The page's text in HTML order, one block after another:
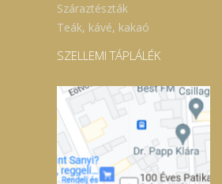
Száraztészták
Teák, kávé, kakaó
SZELLEMI TÁPLÁLÉK